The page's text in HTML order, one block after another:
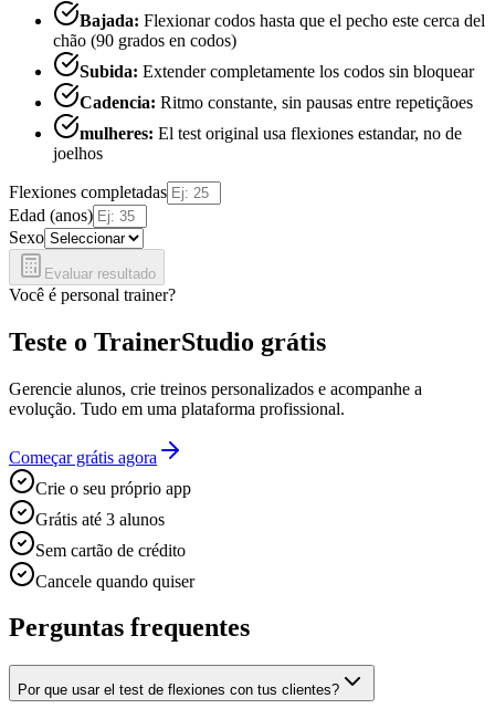
Bajada: Flexionar codos hasta que el pecho este cerca del
chão (90 grados en codos)
Subida: Extender completamente los codos sin bloquear
Cadencia: Ritmo constante, sin pausas entre repetiçãoes
mulheres: El test original usa flexiones estandar, no de
joelhos
Flexiones completadas
Edad (anos)
Sexo
Evaluar resultado
Você é personal trainer?
Teste o TrainerStudio grátis
Gerencie alunos, crie treinos personalizados e acompanhe a
evolução. Tudo em uma plataforma profissional.
Começar grátis agora
Crie o seu próprio app
Grátis até 3 alunos
Sem cartão de crédito
Cancele quando quiser
Perguntas frequentes
Por que usar el test de flexiones con tus clientes?